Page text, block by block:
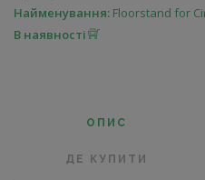
Найменування: Floorstand for
В наявності
ОПИС
ДЕ КУПИТИ